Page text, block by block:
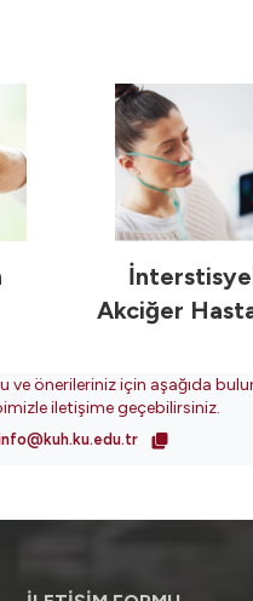
Akciğer
ve önerileriniz için aşağıda
iletişime geçebilirsiniz.